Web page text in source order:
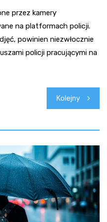
przez kamery
na platformach policji.
powinien niezwłocznie
policji pracującymi na
Kolejny